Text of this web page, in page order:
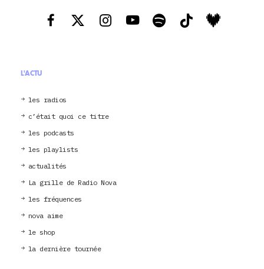
L'ACTU
les radios
c’était quoi ce titre
les podcasts
les playlists
actualités
La grille de Radio Nova
les fréquences
nova aime
le shop
la dernière tournée